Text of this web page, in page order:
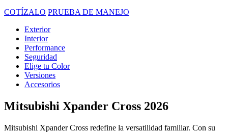
COTÍZALO PRUEBA DE MANEJO
Exterior
Interior
Performance
Seguridad
Elige tu Color
Versiones
Accesorios
Mitsubishi Xpander Cross 2026
Mitsubishi Xpander Cross redefine la versatilidad familiar. Con su